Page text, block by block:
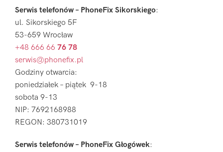
Serwis telefonów – PhoneFix Sikorskiego:
ul. Sikorskiego 5F
53-659 Wrocław
+48 666 66 76 78
serwis@phonefix.pl
Godziny otwarcia:
poniedziałek – piątek 9-18
sobota 9-13
NIP: 7692168988
REGON: 380731019
Serwis telefonów – PhoneFix Głogówek: